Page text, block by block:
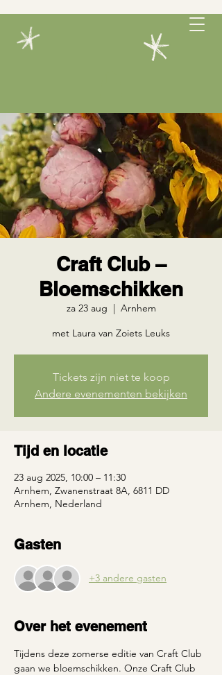
Craft Club –
Bloemschikken
za 23 aug
  |
Arnhem
met Laura van Zoiets Leuks
Tickets zijn niet te koop
Andere evenementen bekijken
Tijd en locatie
23 aug 2025, 10:00 – 11:30
Arnhem, Zwanenstraat 8A, 6811 DD
Arnhem, Nederland
Gasten
+3 andere gasten
Over het evenement
Tijdens deze zomerse editie van Craft Club
gaan we bloemschikken. Onze Craft Club